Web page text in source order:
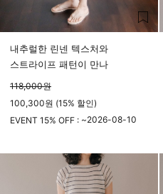
내추럴한 린넨 텍스처와
스트라이프 패턴이 만나
118,000원
100,300원 (15% 할인)
EVENT 15% OFF : ~2026-08-10